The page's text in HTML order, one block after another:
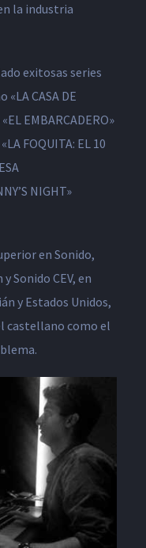
la industria
exitosas series
CASA DE
EMBARCADERO»
FOQUITA: EL 10
NIGHT»
en Sonido,
Sonido CEV, en
y Estados Unidos,
castellano como el